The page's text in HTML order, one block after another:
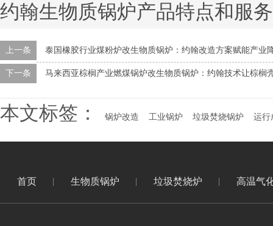
约翰生物质锅炉产品特点和服务
上一条 泰国橡胶行业煤粉炉改生物质锅炉：约翰改造方案赋能产业
下一条 马来西亚棕榈产业燃煤锅炉改生物质锅炉：约翰技术让棕榈
本文标签： 锅炉改造 工业锅炉 垃圾焚烧锅炉 运行
首页 生物质锅炉 垃圾焚烧炉 高温气